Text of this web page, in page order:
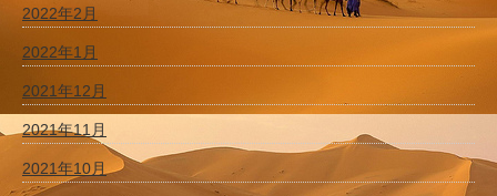
2022年2月
2022年1月
2021年12月
2021年11月
2021年10月